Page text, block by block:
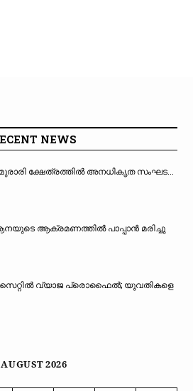
NEWS
ക്ഷേത്രത്തിൽ അനധികൃത സംഘട...
ആക്രമണത്തിൽ പാപ്പാൻ മരിച്ചു
സൈറ്റിൽ വ്യാജ പ്രൊഫൈൽ; യുവതികളെ
AUGUST 2026